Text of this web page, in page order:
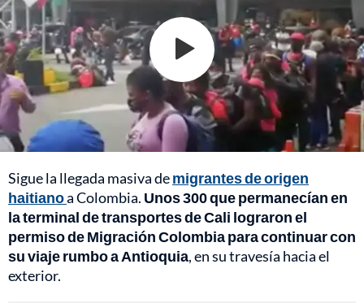
Sigue la llegada masiva demigrantes de origen
haitianoa Colombia. Unos 300 que permanecían en
la terminal de transportes de Cali lograron el
permiso de Migración Colombia para continuar con
su viaje rumbo a Antioquia, en su travesía hacia el
exterior.